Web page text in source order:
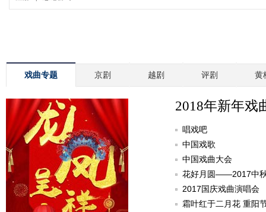
戏曲专题 京剧 越剧 评剧 黄
2018年新年戏
唱戏吧
中国戏歌
中国戏曲大会
花好月圆——2017中
2017国庆戏曲演唱会
霜叶红于二月花 重阳